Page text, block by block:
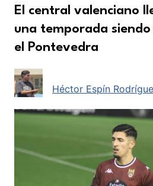
El central valenciano
una temporada
el Pontevedra
Héctor Espín